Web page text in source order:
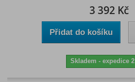
3 392 Kč
Přidat do košíku
Skladem - expedice